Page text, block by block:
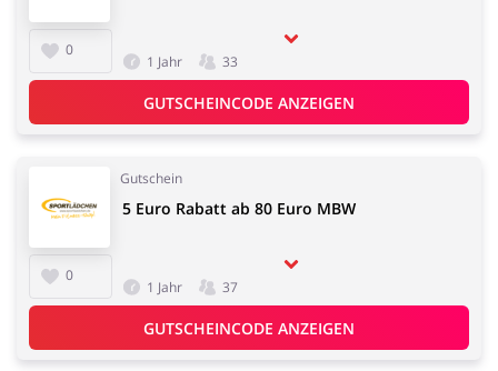
0
1 Jahr 33
GUTSCHEINCODE ANZEIGEN
Gutschein
0
5 Euro Rabatt ab 80 Euro MBW
1 Jahr 37
GUTSCHEINCODE ANZEIGEN